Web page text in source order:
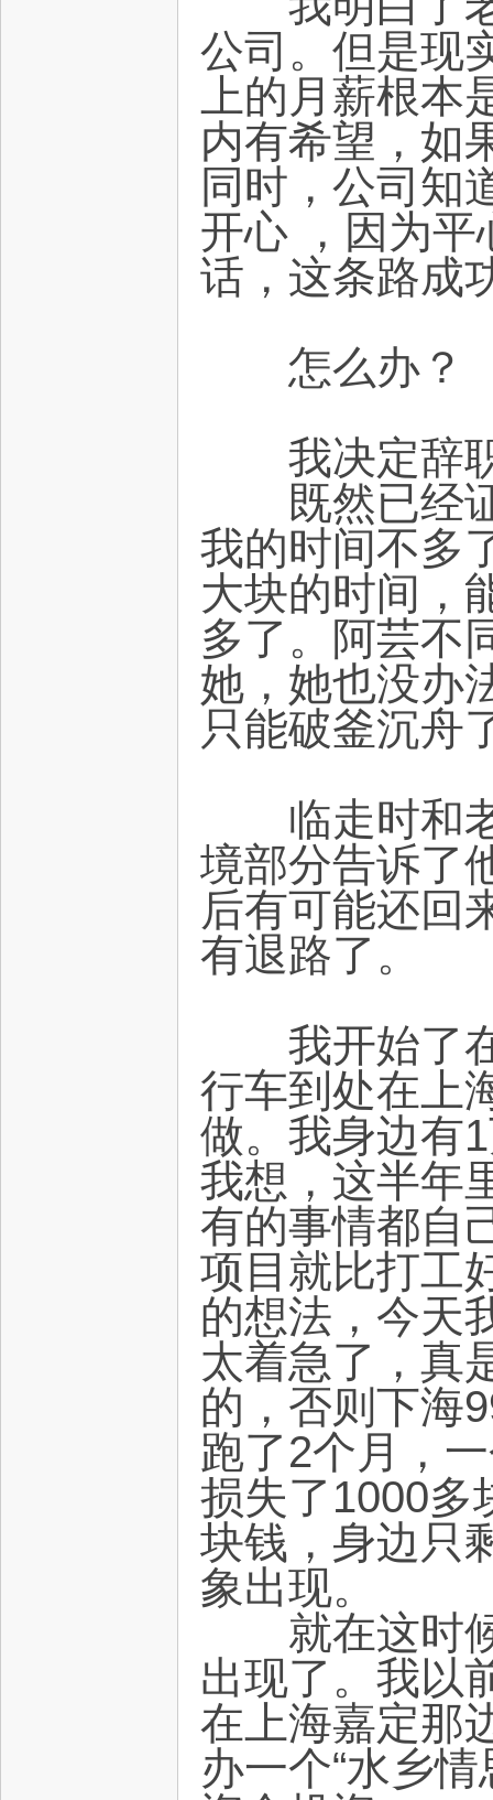
公司。但是现
上的月薪根
内有希望，如
同时，公司知
开心 ，因为平
话，这条路成
怎么办？
我决定辞
既然已经证
我的时间不多
大块的时间，
多了。阿芸不
她，她也没办
只能破釜沉舟
临走时和老
境部分告诉了
后有可能还回
有退路了。
我开始了在
行车到处在上
做。我身边有
我想，这半年
有的事情都自
项目就比打工
的想法，今天
太着急了，真
的，否则下海
跑了2个月，
损失了1000多
块钱，身边只
象出现。
就在这时候
出现了。我以
在上海嘉定那
办一个“水乡